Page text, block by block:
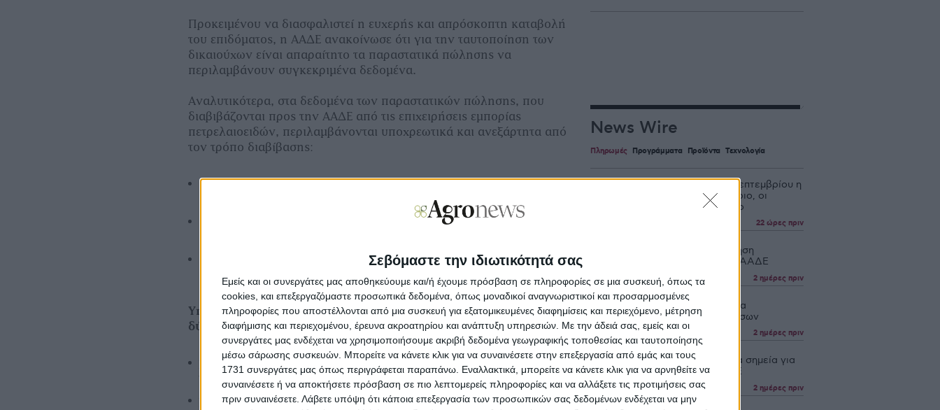
Σεβόμαστε την ιδιωτικότητά σας
Εμείς και οι συνεργάτες μας αποθηκεύουμε και/ή έχουμε πρόσβαση σε πληροφορίες σε μια συσκευή, όπως τα
cookies, και επεξεργαζόμαστε προσωπικά δεδομένα, όπως μοναδικοί αναγνωριστικοί και προσαρμοσμένες
πληροφορίες που αποστέλλονται από μια συσκευή για εξατομικευμένες διαφημίσεις και περιεχόμενο, μέτρηση
διαφήμισης και περιεχομένου, έρευνα ακροατηρίου και ανάπτυξη υπηρεσιών. Με την άδειά σας, εμείς και οι
συνεργάτες μας ενδέχεται να χρησιμοποιήσουμε ακριβή δεδομένα γεωγραφικής τοποθεσίας και ταυτοποίησης
μέσω σάρωσης συσκευών. Μπορείτε να κάνετε κλικ για να συναινέσετε στην επεξεργασία από εμάς και τους
1731 συνεργάτες μας όπως περιγράφεται παραπάνω. Εναλλακτικά, μπορείτε να κάνετε κλικ για να αρνηθείτε να
συναινέσετε ή να αποκτήσετε πρόσβαση σε πιο λεπτομερείς πληροφορίες και να αλλάξετε τις προτιμήσεις σας
πριν συναινέσετε. Λάβετε υπόψη ότι κάποια επεξεργασία των προσωπικών σας δεδομένων ενδέχεται να μην
Προκειμένου να διασφαλιστεί η ευχερής και απρόσκοπτη καταβολή
του επιδόματος, η ΑΑΔΕ ανακοίνωσε ότι για την ταυτοποίηση των
δικαιούχων είναι απαραίτητο τα παραστατικά πώλησης να
περιλαμβάνουν συγκεκριμένα δεδομένα.
Αναλυτικότερα, στα δεδομένα των παραστατικών πώλησης, που
διαβιβάζονται προς την ΑΑΔΕ από τις επιχειρήσεις εμπορίας
πετρελαιοειδών, περιλαμβάνονται υποχρεωτικά και ανεξάρτητα από
τον τρόπο διαβίβασης:
Ο ΑΦΜ του αντισυμβαλλομένου (αγοραστή του πετρελαίου
Ο κωδικός και η ποσότητα καυσίμου (κωδικοί καυσίμου «30-Diesel
Ο Αριθμός Παροχής Ηλεκτρικού Ρεύματος (του αγοραστή του
Υπενθυμίζεται ότι τα παραστατικά διαβιβάζονται στην ΑΑΔΕ με
δύο τρόπους:
μέσω Παρόχου Υπηρεσιών Ηλεκτρονικής Έκδοσης Στοιχείων στην
ψηφιακή πλατφόρμα myDΑΤΑ ή
μέσω Φορολογικού Ηλεκτρονικού Μηχανισμού (ΦΗΜ) στο
News Wire
Πληρωμές Προγράμματα Προϊόντα Τεχνολογία
Με υποβολή ΟΣΔΕ έως τις 15 Σεπτεμβρίου η
προκαταβολή 75% τσεκ Οκτώβριο, οι
υπόλοιποι πάνε για το Νοέμβριο
22 ώρες πριν
Σε λειτουργία η νέα Ενιαία Αίτηση
Ενίσχυσης, τι λέει ανακοίνωση ΑΑΔΕ
2 ημέρες πριν
Αποζημιώσεις 4,2 εκατ. ευρώ για
θανατωθέντα ζώα λόγω ζωονόσων
2 ημέρες πριν
Εκδόθηκε νέα εγκύκλιος, λεπτά σημεία για
σωστή υποβολή δήλωσης ΟΣΔΕ
2 ημέρες πριν